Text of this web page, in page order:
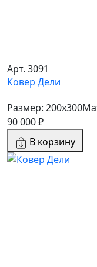
Арт. 3091
Ковер Дели
Размер: 200х300
90 000 ₽
В корзину